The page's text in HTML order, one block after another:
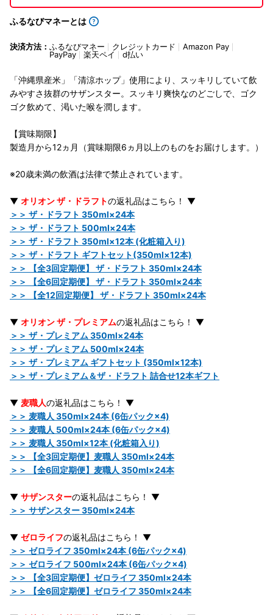
ふるなびマネーとは
決済方法： ふるなびマネー クレジットカード
Amazon Pay
PayPay
楽天ペイ d払い
「沖縄県産米」「清涼ホップ」使用により、スッキリしていて飲
みやすさ抜群のサザンスター。スッキリ爽快なのどごしで、ゴク
ゴク飲めて、渇いた喉を潤します。
【賞味期限】
製造月から12ヵ月（賞味期限6ヵ月以上のものをお届けします。）
※20歳未満の飲酒は法律で禁止されています。
▼ オリオン ザ・ドラフトの返礼品はこちら！ ▼
＞＞ ザ・ドラフト 350ml×24本
＞＞ ザ・ドラフト 500ml×24本
＞＞ ザ・ドラフト 350ml×12本 (化粧箱入り)
＞＞ ザ・ドラフト ギフトセット(350ml×12本)
＞＞ 【全3回定期便】 ザ・ドラフト 350ml×24本
＞＞ 【全6回定期便】 ザ・ドラフト 350ml×24本
＞＞ 【全12回定期便】 ザ・ドラフト 350ml×24本
▼ オリオン ザ・プレミアムの返礼品はこちら！ ▼
＞＞ ザ・プレミアム 350ml×24本
＞＞ ザ・プレミアム 500ml×24本
＞＞ ザ・プレミアム ギフトセット (350ml×12本)
＞＞ ザ・プレミアム＆ザ・ドラフト 詰合せ12本ギフト
▼ 麦職人の返礼品はこちら！ ▼
＞＞ 麦職人 350ml×24本 (6缶パック×4)
＞＞ 麦職人 500ml×24本 (6缶パック×4)
＞＞ 麦職人 350ml×12本 (化粧箱入り)
＞＞ 【全3回定期便】麦職人 350ml×24本
＞＞ 【全6回定期便】麦職人 350ml×24本
▼ サザンスターの返礼品はこちら！ ▼
＞＞ サザンスター 350ml×24本
▼ ゼロライフの返礼品はこちら！ ▼
＞＞ ゼロライフ 350ml×24本 (6缶パック×4)
＞＞ ゼロライフ 500ml×24本 (6缶パック×4)
＞＞ 【全3回定期便】ゼロライフ 350ml×24本
＞＞ 【全6回定期便】ゼロライフ 350ml×24本